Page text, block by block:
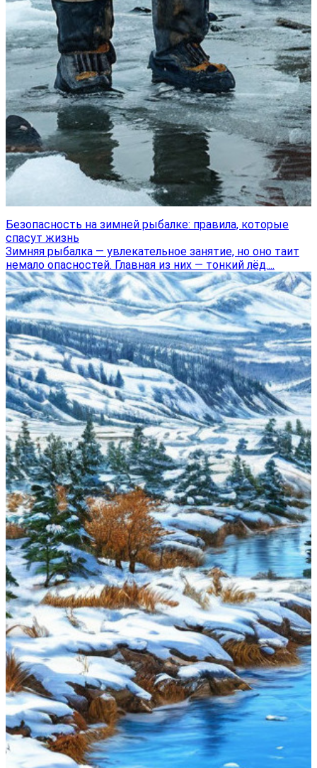
Безопасность на зимней рыбалке: правила, которые
спасут жизнь
Зимняя рыбалка — увлекательное занятие, но оно таит
немало опасностей. Главная из них — тонкий лёд....